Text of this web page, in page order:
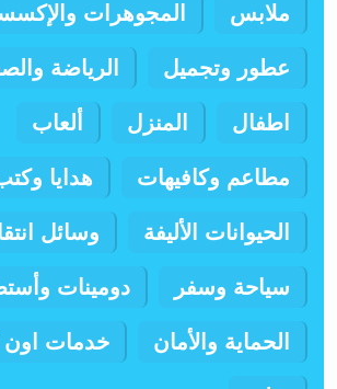
ملابس المجوهرات
عطور وتجميل الرياضة
اطفال المنزل ألعاب
مطاعم وكافيهات هدايا
الحيوانات الأليفة وسائل
سياحة وسفر دومينات
الحماية والأمان خدمات اون